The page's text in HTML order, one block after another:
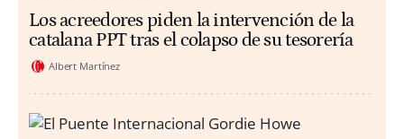
Los acreedores piden la intervención de la
catalana PPT tras el colapso de su tesorería
Albert Martínez